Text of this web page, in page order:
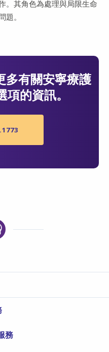
。其角色為處理與局限生命
。
多有關安寧療護
的資訊。
務